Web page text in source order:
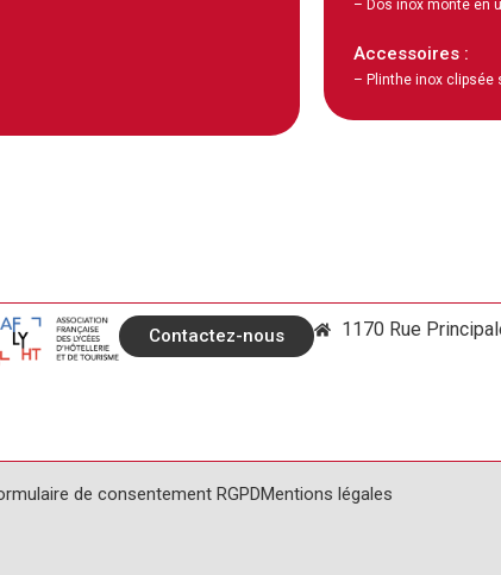
– Dos inox monté en
Accessoires :
– Plinthe inox clipsée
Contactez-nous 1170 Rue
de consentement RGPDMentions légales